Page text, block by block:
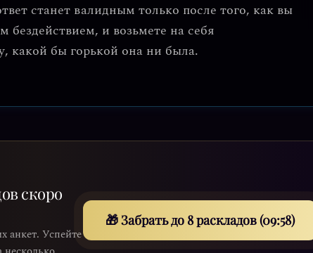
станет валидным только после того, как вы
бездействием, и возьмете на себя
какой бы горькой она ни была.
скоро
анкет. Успейте
🎁 Забрать до 8 раскладов (09:56)